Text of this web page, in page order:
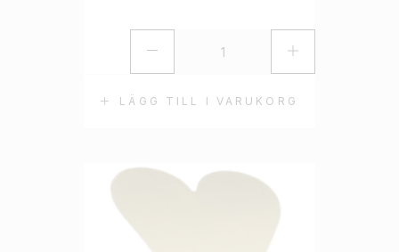
LÄGG TILL I VARUKORG